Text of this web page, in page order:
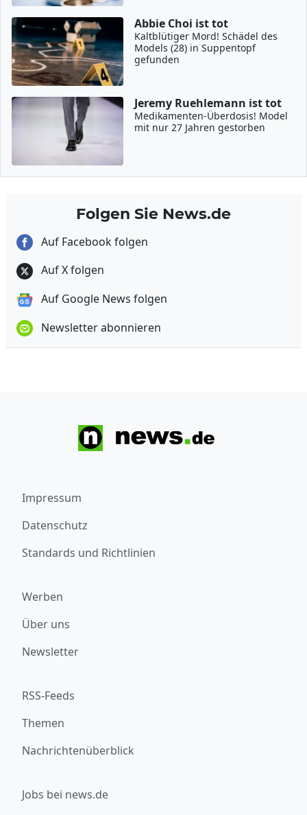
Abbie Choi ist tot
Kaltblütiger Mord! Schädel des
Models (28) in Suppentopf
gefunden
Jeremy Ruehlemann ist tot
Medikamenten-Überdosis! Model
mit nur 27 Jahren gestorben
Folgen Sie News.de
Auf Facebook folgen
Auf X folgen
Auf Google News folgen
Newsletter abonnieren
Impressum
Datenschutz
Standards und Richtlinien
Werben
Über uns
Newsletter
RSS-Feeds
Themen
Nachrichtenüberblick
Jobs bei news.de